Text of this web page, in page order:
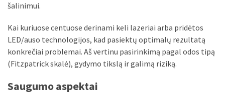
šalinimui.
Kai kuriuose centuose derinami keli lazeriai arba pridėtos
LED/auso technologijos, kad pasiektų optimalų rezultatą
konkrečiai problemai. Aš vertinu pasirinkimą pagal odos tipą
(Fitzpatrick skalė), gydymo tikslą ir galimą riziką.
Saugumo aspektai